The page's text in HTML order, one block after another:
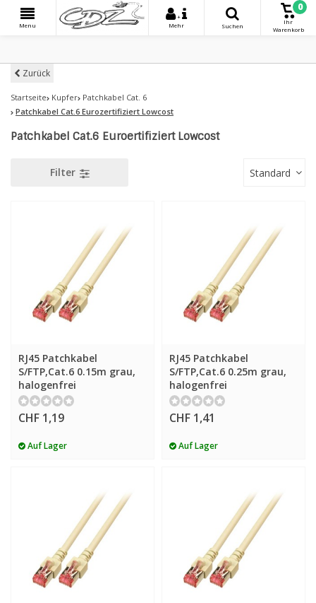
Menu
+
Mehr
Suchen
0
Ihr
Warenkorb
Zurück
Startseite Kupfer Patchkabel Cat. 6
Patchkabel Cat.6 Eurozertifiziert Lowcost
Patchkabel Cat.6 Euroertifiziert Lowcost
Filter Standard
RJ45 Patchkabel
S/FTP,Cat.6 0.15m grau,
halogenfrei
CHF 1,19
Auf Lager
RJ45 Patchkabel
S/FTP,Cat.6 0.25m grau,
halogenfrei
CHF 1,41
Auf Lager